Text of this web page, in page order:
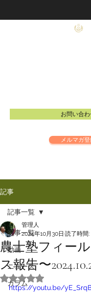
お問い合
メルマガ
記事
記事一覧
動画
ニュース
カラム
記事一覧
農士塾フィー
ス報告〜
管理人
2024年10月30日 読了時間:
5つ星のうちNaNと評
https://youtu.be/